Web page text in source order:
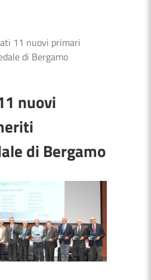
11 nuovi primari
di Bergamo
nuovi
di Bergamo